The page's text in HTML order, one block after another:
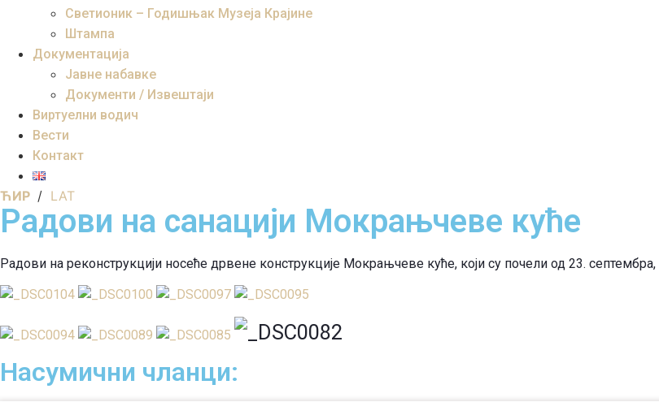
Светионик – Годишњак Музеја Крајине
Штампа
Документација
Јавне набавке
Документи / Извештаји
Виртуелни водич
Вести
Контакт
ЋИР / LAT
Радови на санацији Мокрањчеве куће
Радови на реконструкцији носеће дрвене конструкције Мокрањчеве куће, који су почели од 23. септембра,
Насумични чланци: